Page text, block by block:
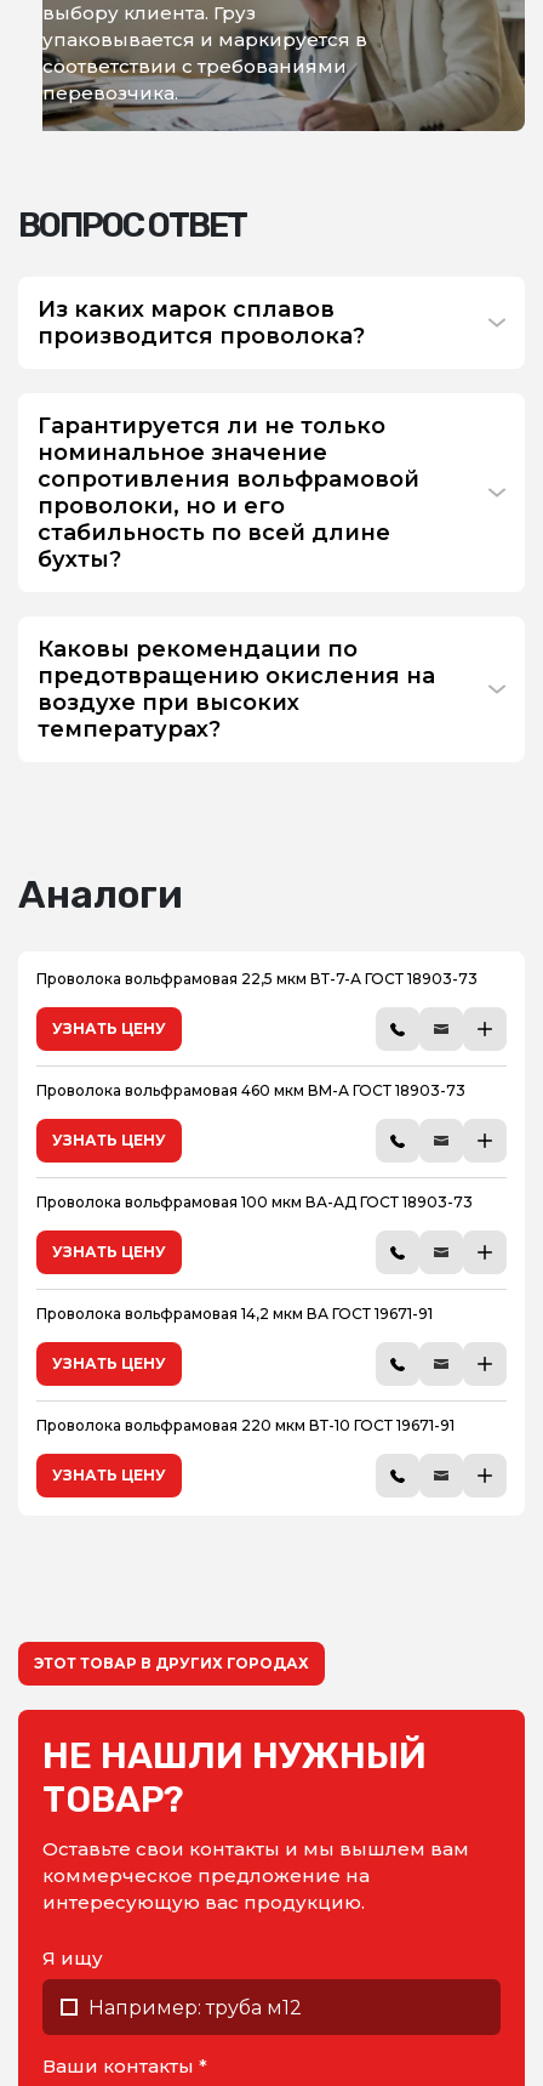
выбору клиента. Груз
упаковывается и маркируется в
соответствии с требованиями
перевозчика.
ВОПРОС ОТВЕТ
Из каких марок сплавов
производится проволока?
Гарантируется ли не только
номинальное значение
сопротивления вольфрамовой
проволоки, но и его
стабильность по всей длине
бухты?
Каковы рекомендации по
предотвращению окисления на
воздухе при высоких
температурах?
Аналоги
Проволока вольфрамовая 22,5 мкм ВТ-7-А ГОСТ 18903-73
УЗНАТЬ ЦЕНУ
Проволока вольфрамовая 460 мкм ВМ-А ГОСТ 18903-73
УЗНАТЬ ЦЕНУ
Проволока вольфрамовая 100 мкм ВА-АД ГОСТ 18903-73
УЗНАТЬ ЦЕНУ
Проволока вольфрамовая 14,2 мкм ВА ГОСТ 19671-91
УЗНАТЬ ЦЕНУ
Проволока вольфрамовая 220 мкм ВТ-10 ГОСТ 19671-91
УЗНАТЬ ЦЕНУ
ЭТОТ ТОВАР В ДРУГИХ ГОРОДАХ
НЕ НАШЛИ НУЖНЫЙ
ТОВАР?
Оставьте свои контакты и мы вышлем вам
коммерческое предложение на
интересующую вас продукцию.
Я ищу
Ваши контакты *